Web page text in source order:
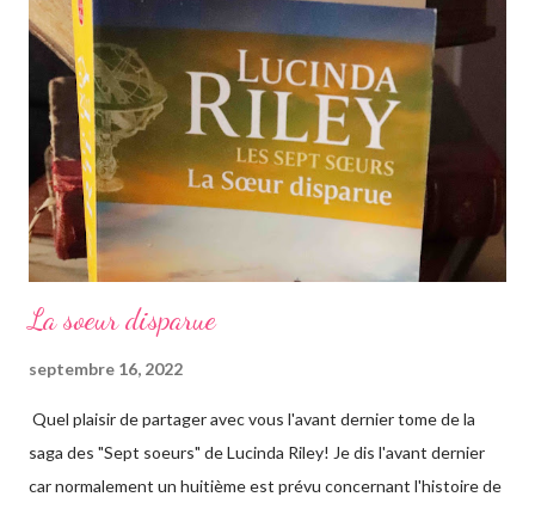
La soeur disparue
septembre 16, 2022
Quel plaisir de partager avec vous l'avant dernier tome de la
saga des "Sept soeurs" de Lucinda Riley! Je dis l'avant dernier
car normalement un huitième est prévu concernant l'histoire de